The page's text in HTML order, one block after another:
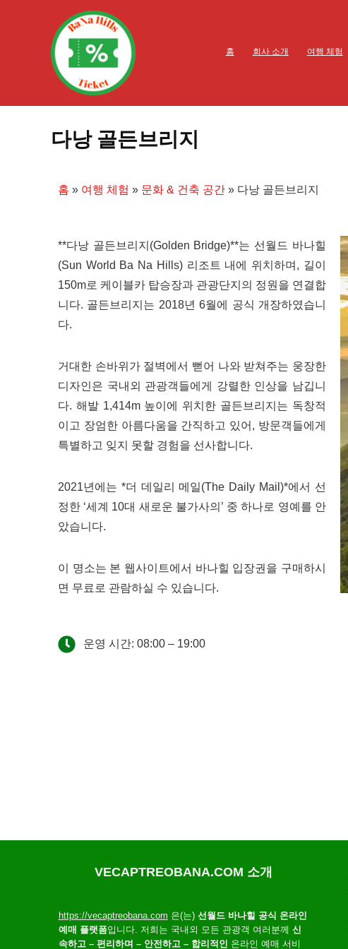
홈 회사 소개 여행 체험
다낭 골든브리지
홈 » 여행 체험 » 문화 & 건축 공간 » 다낭 골든브리지
**다낭 골든브리지(Golden Bridge)**는 선월드 바나힐
(Sun World Ba Na Hills) 리조트 내에 위치하며, 길이
150m로 케이블카 탑승장과 관광단지의 정원을 연결합
니다. 골든브리지는 2018년 6월에 공식 개장하였습니
다.
거대한 손바위가 절벽에서 뻗어 나와 받쳐주는 웅장한
디자인은 국내외 관광객들에게 강렬한 인상을 남깁니
다. 해발 1,414m 높이에 위치한 골든브리지는 독창적
이고 장엄한 아름다움을 간직하고 있어, 방문객들에게
특별하고 잊지 못할 경험을 선사합니다.
2021년에는 *더 데일리 메일(The Daily Mail)*에서 선
정한 ‘세계 10대 새로운 불가사의’ 중 하나로 영예를 안
았습니다.
이 명소는 본 웹사이트에서 바나힐 입장권을 구매하시
면 무료로 관람하실 수 있습니다.
운영 시간: 08:00 – 19:00
VECAPTREOBANA.COM 소개
https://vecaptreobana.com 은(는) 선월드 바나힐 공식 온라인
예매 플랫폼입니다. 저희는 국내외 모든 관광객 여러분께 신
속하고 – 편리하며 – 안전하고 – 합리적인 온라인 예매 서비